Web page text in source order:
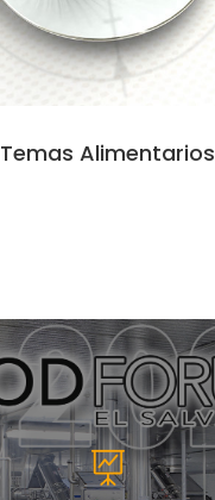
Temas Alimentarios